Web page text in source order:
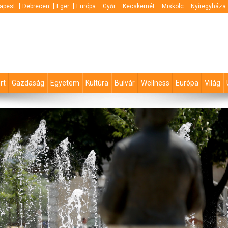
Debrecen Eger Európa Győr Kecskemét Miskolc Nyíregyháza
Gazdaság Egyetem Kultúra Bulvár Wellness Európa Világ